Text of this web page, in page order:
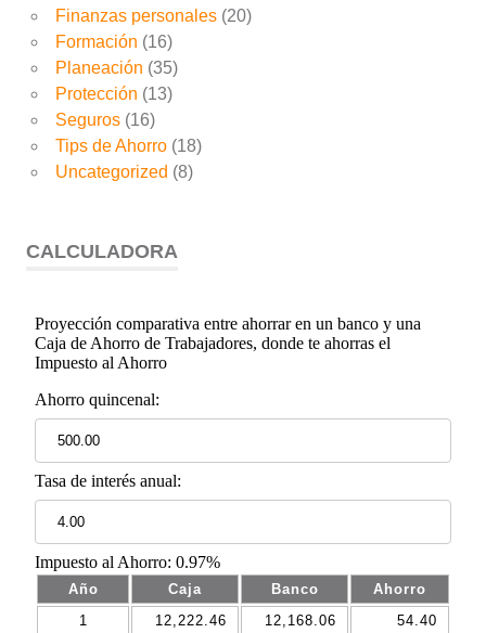
Finanzas personales(20)
Formación (16)
Planeación (35)
Protección (13)
Seguros(16)
Tips de Ahorro(18)
Uncategorized (8)
CALCULADORA